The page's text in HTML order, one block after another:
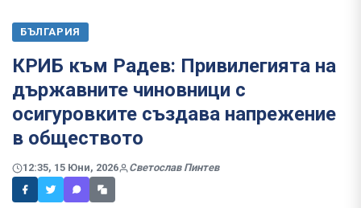
БЪЛГАРИЯ
КРИБ към Радев: Привилегията на
държавните чиновници с
осигуровките създава напрежение
в обществото
12:35, 15 Юни, 2026 Светослав Пинтев